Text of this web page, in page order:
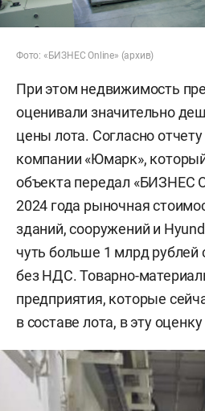
Фото: «БИЗНЕС Online» (архив)
При этом недвижимость
оценивали значительно
цены лота. Согласно
компании «Юмарк»,
объекта передал «БИЗНЕС
2024 года рыночная
зданий, сооружений и
чуть больше 1 млрд
без НДС. Товарно-
предприятия, которые
в составе лота, в эту